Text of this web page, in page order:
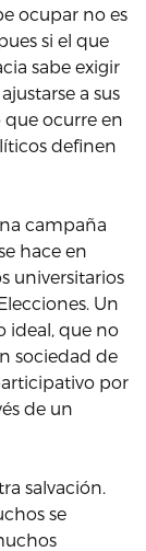
ocupar no es
si el que
sabe exigir
a sus
que ocurre en
definen
campaña
hace en
universitarios
Un
ideal, que no
sociedad de
por
de un
salvación.
se